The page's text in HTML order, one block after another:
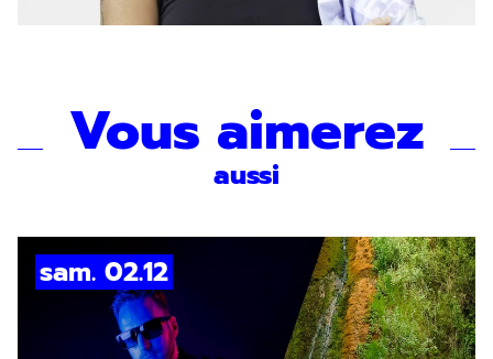
Vous aimerez
aussi
sam. 02.12